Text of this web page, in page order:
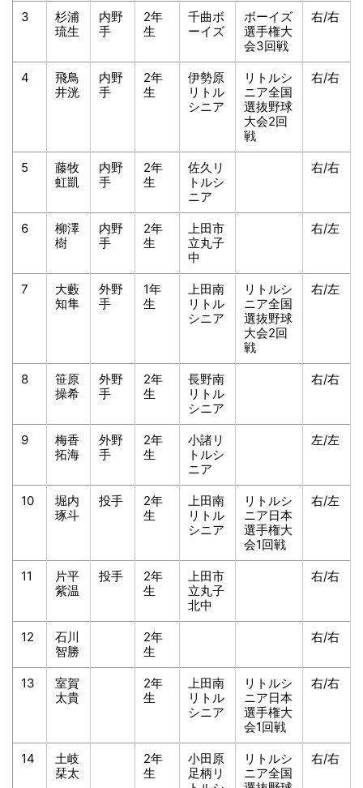
3
杉浦
琉生
内野
手
2年
生
千曲ボ
ーイズ
ボーイズ
選手権大
会3回戦
右/右
4
飛鳥
井洸
内野
手
2年
生
伊勢原
リトル
シニア
リトルシ
ニア全国
選抜野球
大会2回
戦
右/右
5
藤牧
虹凱
内野
手
2年
生
佐久リ
トルシ
ニア
右/右
6
柳澤
樹
内野
手
2年
生
上田市
立丸子
中
右/左
7
大藪
知隼
外野
手
1年
生
上田南
リトル
シニア
リトルシ
ニア全国
選抜野球
大会2回
戦
右/左
8
笹原
操希
外野
手
2年
生
長野南
リトル
シニア
右/右
9
梅香
拓海
外野
手
2年
生
小諸リ
トルシ
ニア
左/左
10
堀内
琢斗
投手
2年
生
上田南
リトル
シニア
リトルシ
ニア日本
選手権大
会1回戦
右/左
11
片平
紫温
投手
2年
生
上田市
立丸子
北中
右/右
12
石川
智勝
2年
生
右/右
13
室賀
太貴
2年
生
上田南
リトル
シニア
リトルシ
ニア日本
選手権大
会1回戦
右/右
14
土岐
栞太
2年
生
小田原
足柄リ
リトルシ
ニア全国
右/右